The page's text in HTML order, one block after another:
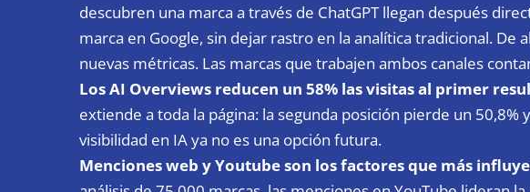
descubren una marca a través de ChatGPT llegan después
marca en Google, sin dejar rastro en la analítica tradicional. De
nuevas métricas. Las marcas que trabajen ambos canales
Los AI Overviews reducen un 58% las visitas al primer
extiende a toda la página: la segunda posición pierde un 50,8%
visibilidad en IA ya no es una opción futura.
Menciones web y Youtube son los factores que más